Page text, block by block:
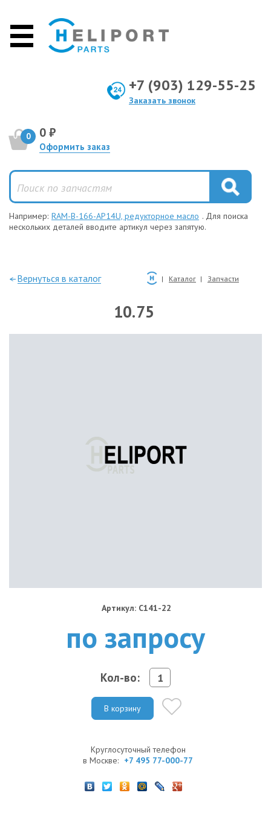
+7 (903) 129-55-25
Заказать звонок
0 0 ₽
Оформить заказ
Например: RAM-B-166-AP14U, редукторное масло . Для поиска
нескольких деталей вводите артикул через запятую.
—Вернуться в каталог Каталог Запчасти
10.75
Артикул: C141-22
по запросу
Кол-во:
В корзину
Круглосуточный телефон
в Москве: +7 495 77-000-77